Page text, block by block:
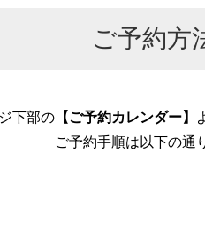
ご予約方
下部の 【ご予約カレンダー】
ご予約手順は以下の通